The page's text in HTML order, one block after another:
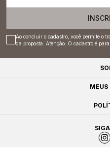
Ao concluir o cadastro, você permite o
da proposta. Atenção: O cadastro é
MEUS